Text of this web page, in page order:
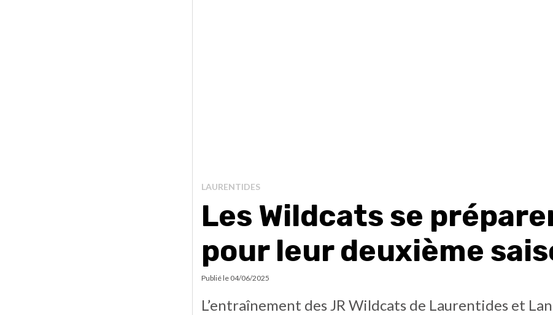
LAURENTIDES
Les Wildcats se
pour leur deuxième
Publié le 04/06/2025
L’entraînement des JR Wildcats de Laurentides et